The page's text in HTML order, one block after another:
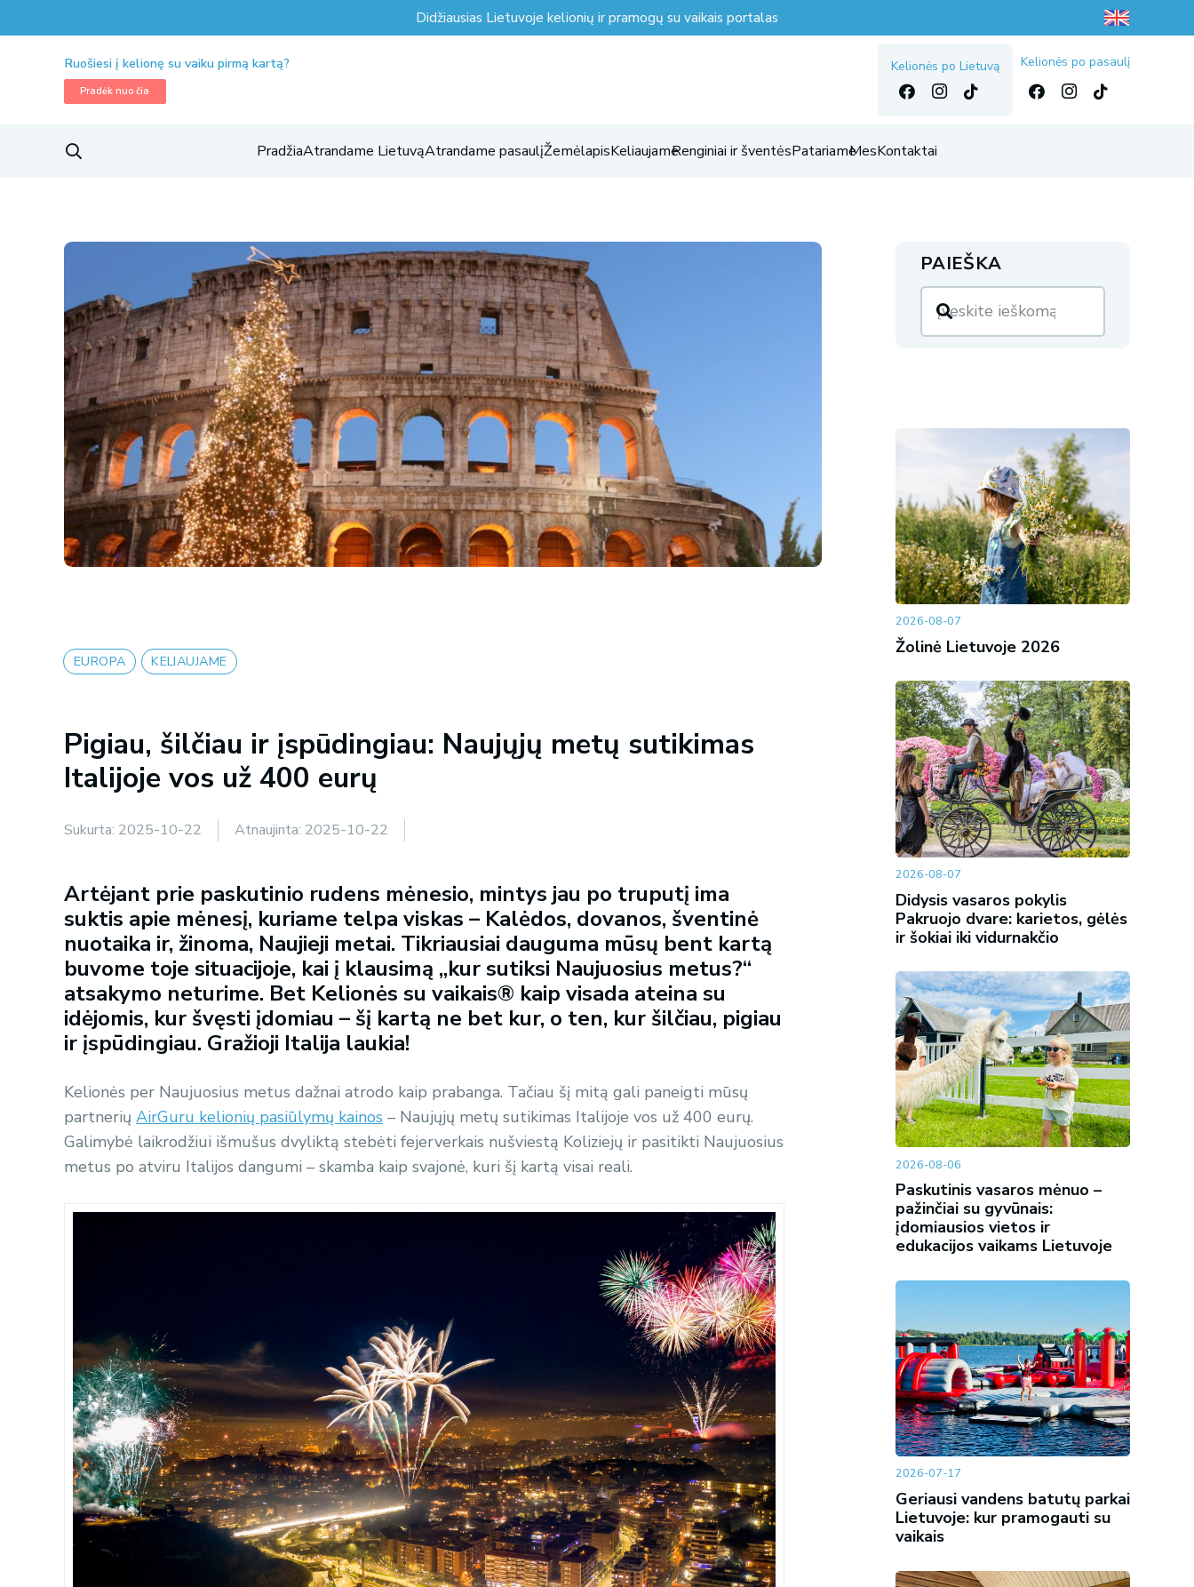
Didžiausias Lietuvoje kelionių ir pramogų su vaikais portalas
Ruošiesi į kelionę su vaiku pirmą kartą?
Pradėk nuo čia
Kelionės po Lietuvą Kelionės po pasaulį
PradžiaAtrandame LietuvąAtrandame pasaulįŽemėlapisKeliaujameRenginiai ir šventėsPatariameMesKontaktai
EUROPA KELIAUJAME
Pigiau, šilčiau ir įspūdingiau: Naujųjų metų sutikimas
Italijoje vos už 400 eurų
Sukurta: 2025-10-22 Atnaujinta: 2025-10-22
Artėjant prie paskutinio rudens mėnesio, mintys jau po truputį ima
suktis apie mėnesį, kuriame telpa viskas – Kalėdos, dovanos, šventinė
nuotaika ir, žinoma, Naujieji metai. Tikriausiai dauguma mūsų bent kartą
buvome toje situacijoje, kai į klausimą „kur sutiksi Naujuosius metus?“
atsakymo neturime. Bet Kelionės su vaikais® kaip visada ateina su
idėjomis, kur švęsti įdomiau – šį kartą ne bet kur, o ten, kur šilčiau, pigiau
ir įspūdingiau. Gražioji Italija laukia!
Kelionės per Naujuosius metus dažnai atrodo kaip prabanga. Tačiau šį mitą gali paneigti mūsų
partnerių AirGuru kelionių pasiūlymų kainos – Naujųjų metų sutikimas Italijoje vos už 400 eurų.
Galimybė laikrodžiui išmušus dvyliktą stebėti fejerverkais nušviestą Koliziejų ir pasitikti Naujuosius
metus po atviru Italijos dangumi – skamba kaip svajonė, kuri šį kartą visai reali.
PAIEŠKA
2026-08-07
Žolinė Lietuvoje 2026
2026-08-07
Didysis vasaros pokylis
Pakruojo dvare: karietos, gėlės
ir šokiai iki vidurnakčio
2026-08-06
Paskutinis vasaros mėnuo –
pažinčiai su gyvūnais:
įdomiausios vietos ir
edukacijos vaikams Lietuvoje
2026-07-17
Geriausi vandens batutų parkai
Lietuvoje: kur pramogauti su
vaikais